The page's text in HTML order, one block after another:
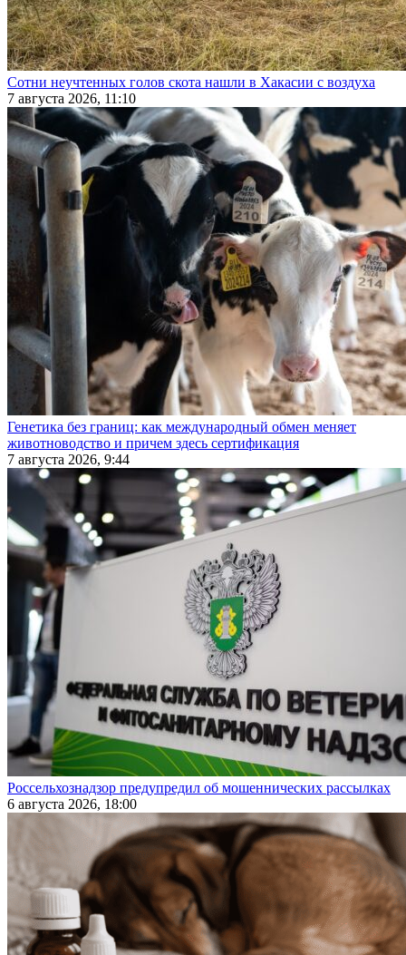
Сотни неучтенных голов скота нашли в Хакасии с воздуха
7 августа 2026, 11:10
Генетика без границ: как международный обмен меняет
животноводство и причем здесь сертификация
7 августа 2026, 9:44
Россельхознадзор предупредил об мошеннических рассылках
6 августа 2026, 18:00